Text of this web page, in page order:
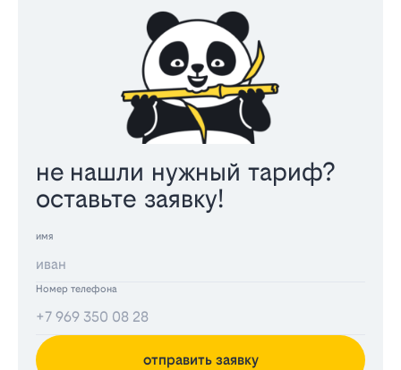
не нашли нужный тариф?
оставьте заявку!
имя
Номер телефона
отправить заявку